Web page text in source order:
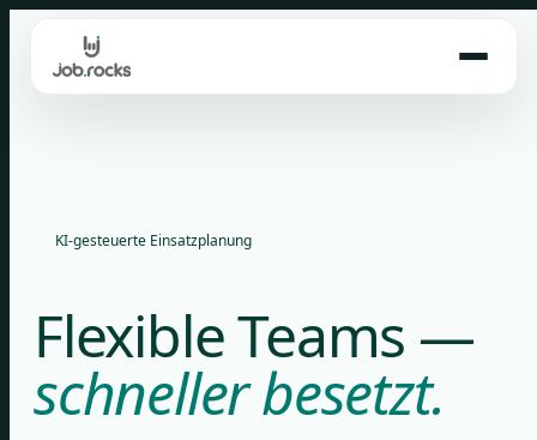
content
KI-gesteuerte Einsatzplanung
Flexible Teams —
schneller besetzt.